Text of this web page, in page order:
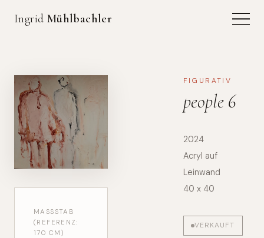
Ingrid Mühlbachler
MASSSTAB (
REFERENZ: 1
70 CM)
FIGURATIV
people 6
2024
Acryl auf
Leinwand
40 x 40
VERKAUFT